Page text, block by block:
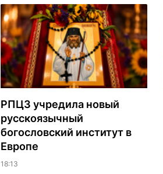
РПЦЗ учредила новый
русскоязычный
богословский институт в
Европе
18:13